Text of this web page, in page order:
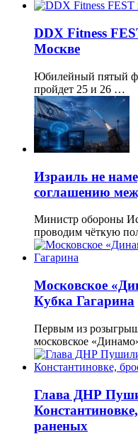
DDX Fitness
Москве
Юбилейный пятый
пройдет 25 и 26 …
Израиль не
соглашению
Министр обороны
проводим чёткую
Московское
Кубка Гагарина
Первым из
московское
Глава ДНР
раненых